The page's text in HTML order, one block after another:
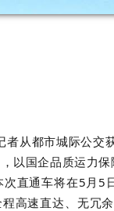
者从都市城际公交
以国企品质运力保
次直通车将在5月5
高速直达、无冗